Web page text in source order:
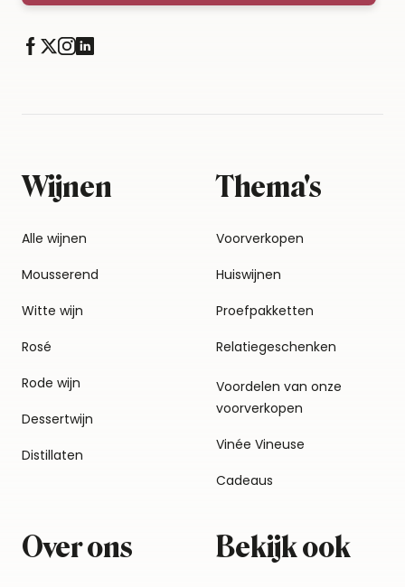
Wijnen
Alle wijnen
Mousserend
Witte wijn
Rosé
Rode wijn
Dessertwijn
Distillaten
Thema's
Voorverkopen
Huiswijnen
Proefpakketten
Relatiegeschenken
Voordelen van onze
voorverkopen
Vinée Vineuse
Cadeaus
Over ons Bekijk ook